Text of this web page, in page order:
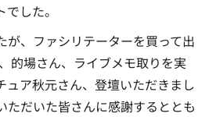
した。
が、ファシリテーターを買って出
的場さん、ライブメモ取りを実
ュア秋元さん、登壇いただきまし
ただいた皆さんに感謝するととも